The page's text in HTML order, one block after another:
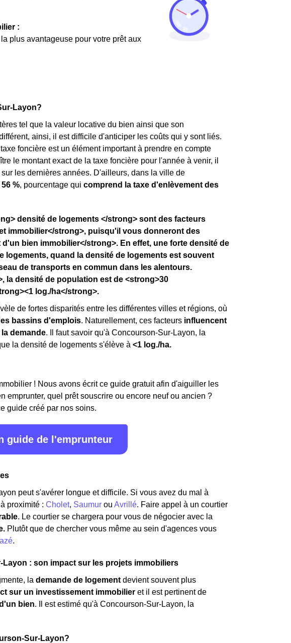
:
plus avantageuse pour votre prêt aux
Layon?
tel que la valeur locative du bien ainsi que son
ainsi, il est difficile d'anticiper les coûts qui y sont liés.
foncière est un élément important à prendre en compte
le montant exact de la taxe foncière pour l'année à venir, il
sur les dernières années. D'ailleurs, dans la ville de
56 %, pourcentage qui comprend la taxe d'enlèvement des
densité de logements </strong> sont des facteurs
immobilier</strong>, puisqu'il vous donneront des
bien immobilier</strong>. En effet, une forte densité de
logements, quand la densité de logements est souvent
de transports en commun dans les alentours.
la densité de population est de <strong>30
log./ha</strong>.
de fortes disparités entre les différentes villes et régions, où
bassins d'emplois. Naturellement, ces facteurs influencent
demande. Il faut savoir qu'à Concourson-Sur-Layon, la
la densité de logements s'élève à <1 log./ha.
! Nous avons écrit ce guide gratuit afin d'aiguiller les
emprunter, quel prêt souscrire ou encore neuf ou ancien ?
guide créé par nos soins.
guide de l'emprunteur
peut s'avérer longue et difficile. Si vous avez du mal à
proximité : Cholet, Saumur ou Avrillé. Faire appel à un courtier
. Le courtier se chargera pour vous de négocier avec la
Plutôt que de chercher vous même au sein d'agences vous
.
: son impact sur les projets immobiliers
la demande de logement devient souvent plus
sur un investissement immobilier et il est pertinent de
bien. Il est estimé qu'à Concourson-Sur-Layon, la
Sur-Layon?